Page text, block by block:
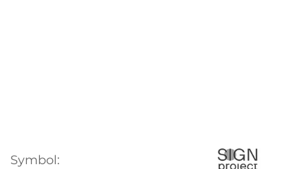
Symbol: